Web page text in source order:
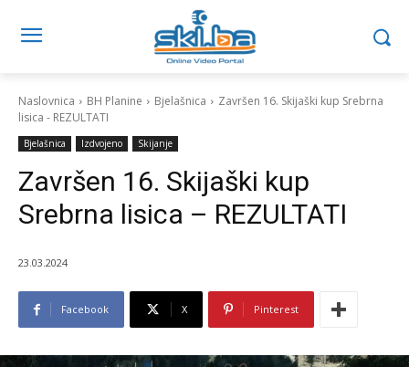
Naslovnica BH Planine Bjelašnica
Završen 16. Skijaški kup Srebrna
lisica - REZULTATI
Bjelašnica Izdvojeno Skijanje
Završen 16. Skijaški kup
Srebrna lisica – REZULTATI
23.03.2024
Facebook X Pinterest